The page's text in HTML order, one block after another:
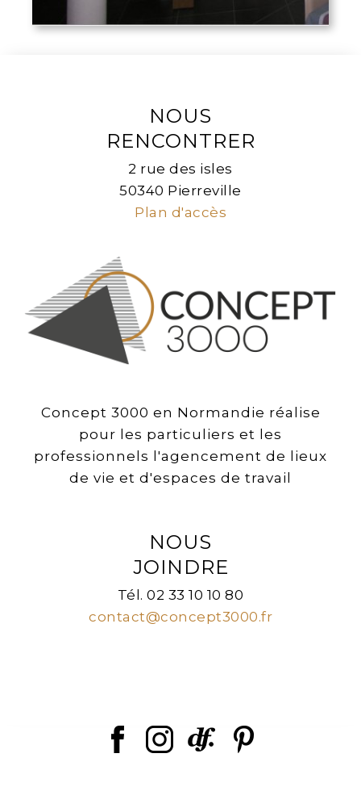
NOUS
RENCONTRER
2 rue des isles
50340 Pierreville
Plan d'accès
Concept 3000 en Normandie réalise
pour les particuliers et les
professionnels l'agencement de lieux
de vie et d'espaces de travail
NOUS
JOINDRE
Tél. 02 33 10 10 80
contact@concept3000.fr